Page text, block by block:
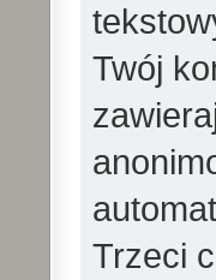
Twój
Trzeci